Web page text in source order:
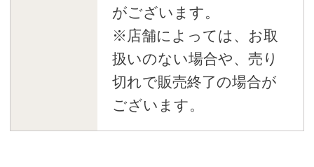
がございます。
※店舗によっては、お取
扱いのない場合や、売り
切れで販売終了の場合が
ございます。